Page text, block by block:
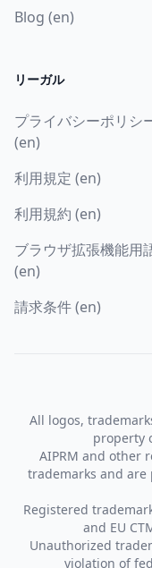
Blog (en)
リーガル
プライバシーポリシ
(en)
利用規定 (en)
利用規約 (en)
ブラウザ拡張機能用
(en)
請求条件 (en)
All logos,
property
AIPRM and other
trademarks and
Registered
and EU
Unauthorized
violation of